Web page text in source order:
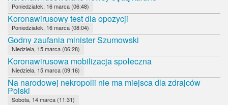
Poniedziałek, 16 marca (06:48)
Koronawirusowy test dla opozycji
Poniedziałek, 16 marca (08:04)
Godny zaufania minister Szumowski
Niedziela, 15 marca (06:28)
Koronawirusowa mobilizacja społeczna
Niedziela, 15 marca (09:16)
Na narodowej nekropolii nie ma miejsca dla zdrajców
Polski
Sobota, 14 marca (11:31)